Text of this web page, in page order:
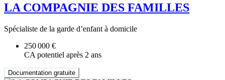
LA COMPAGNIE DES FAMILLES
Spécialiste de la garde d’enfant à domicile
250 000 €
CA potentiel après 2 ans
Documentation gratuite